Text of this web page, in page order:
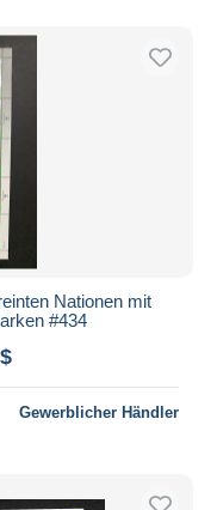
Nationen mit
#434
Gewerblicher Händler